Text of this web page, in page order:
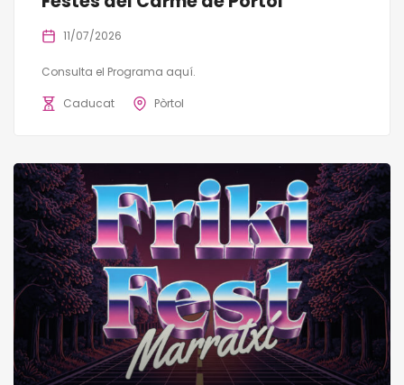
11/07/2026
Consulta el Programa aquí.
Caducat Pòrtol